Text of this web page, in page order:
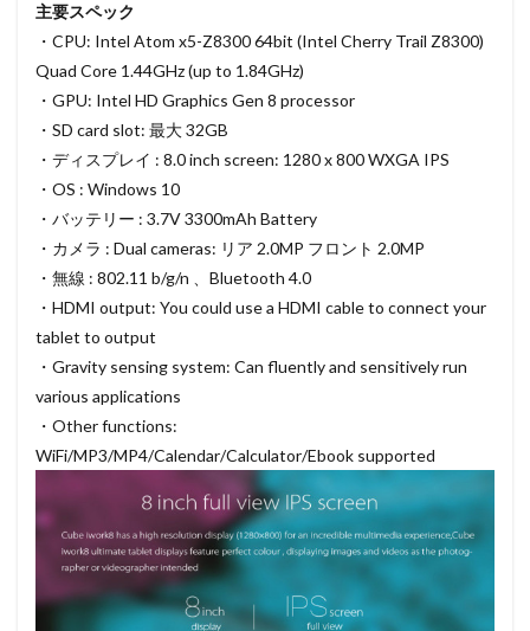
主要スペック
・CPU: Intel Atom x5-Z8300 64bit (Intel Cherry Trail Z8300)
Quad Core 1.44GHz (up to 1.84GHz)
・GPU: Intel HD Graphics Gen 8 processor
・SD card slot: 最大 32GB
・ディスプレイ : 8.0 inch screen: 1280 x 800 WXGA IPS
・OS : Windows 10
・バッテリー : 3.7V 3300mAh Battery
・カメラ : Dual cameras: リア 2.0MP フロント 2.0MP
・無線 : 802.11 b/g/n 、Bluetooth 4.0
・HDMI output: You could use a HDMI cable to connect your
tablet to output
・Gravity sensing system: Can fluently and sensitively run
various applications
・Other functions:
WiFi/MP3/MP4/Calendar/Calculator/Ebook supported